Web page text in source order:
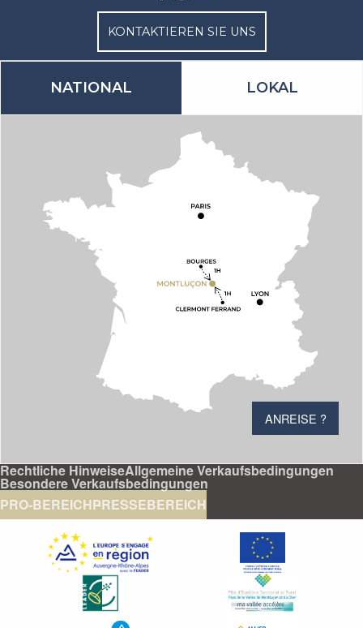
KONTAKTIEREN SIE UNS
NATIONAL LOKAL
ANREISE ?
Rechtliche HinweiseAllgemeine Verkaufsbedingungen
Besondere Verkaufsbedingungen
PRO-BEREICHPRESSEBEREICH